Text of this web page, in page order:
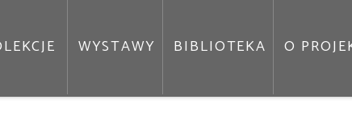
WYSTAWY BIBLIOTEKA O